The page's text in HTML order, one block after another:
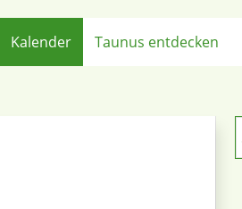
Kalender Taunus entdecken